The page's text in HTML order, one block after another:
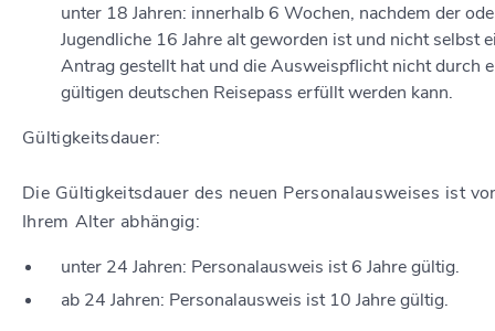
unter 18 Jahren: innerhalb 6 Wochen, nachdem der
Jugendliche 16 Jahre alt geworden ist und nicht selbst
Antrag gestellt hat und die Ausweispflicht nicht durch
gültigen deutschen Reisepass erfüllt werden kann.
Gültigkeitsdauer:
Die Gültigkeitsdauerdes neuen Personalausweises ist
Ihrem Alter abhängig:
unter 24 Jahren: Personalausweis ist 6 Jahre gültig.
ab 24 Jahren: Personalausweis ist 10 Jahre gültig.